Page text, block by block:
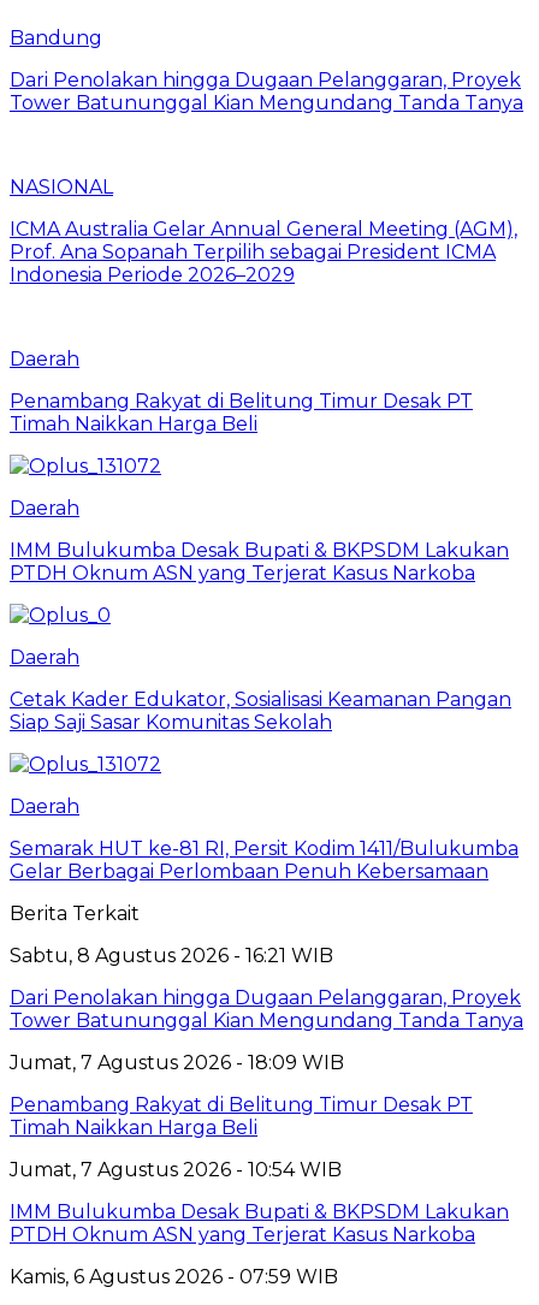
Bandung
Dari Penolakan hingga Dugaan Pelanggaran, Proyek
Tower Batununggal Kian Mengundang Tanda Tanya
NASIONAL
ICMA Australia Gelar Annual General Meeting (AGM),
Prof. Ana Sopanah Terpilih sebagai President ICMA
Indonesia Periode 2026–2029
Daerah
Penambang Rakyat di Belitung Timur Desak PT
Timah Naikkan Harga Beli
Daerah
IMM Bulukumba Desak Bupati & BKPSDM Lakukan
PTDH Oknum ASN yang Terjerat Kasus Narkoba
Daerah
Cetak Kader Edukator, Sosialisasi Keamanan Pangan
Siap Saji Sasar Komunitas Sekolah
Daerah
Semarak HUT ke-81 RI, Persit Kodim 1411/Bulukumba
Gelar Berbagai Perlombaan Penuh Kebersamaan
Berita Terkait
Sabtu, 8 Agustus 2026 - 16:21 WIB
Dari Penolakan hingga Dugaan Pelanggaran, Proyek
Tower Batununggal Kian Mengundang Tanda Tanya
Jumat, 7 Agustus 2026 - 18:09 WIB
Penambang Rakyat di Belitung Timur Desak PT
Timah Naikkan Harga Beli
Jumat, 7 Agustus 2026 - 10:54 WIB
IMM Bulukumba Desak Bupati & BKPSDM Lakukan
PTDH Oknum ASN yang Terjerat Kasus Narkoba
Kamis, 6 Agustus 2026 - 07:59 WIB